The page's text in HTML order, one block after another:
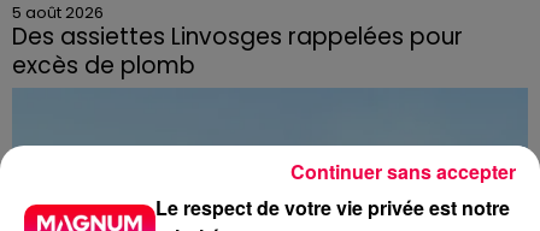
5 août 2026
Des assiettes Linvosges rappelées pour
excès de plomb
Du plomb a été détecté dans deux assiettes en
Le respect de votre vie privée est notre
Continuer sans accepter